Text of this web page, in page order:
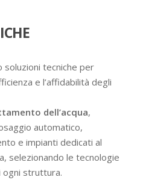
tecniche per
e l’affidabilità degli
dell’acqua,
automatico,
e impianti dedicati al
a, selezionando le tecnologie
ogni struttura.